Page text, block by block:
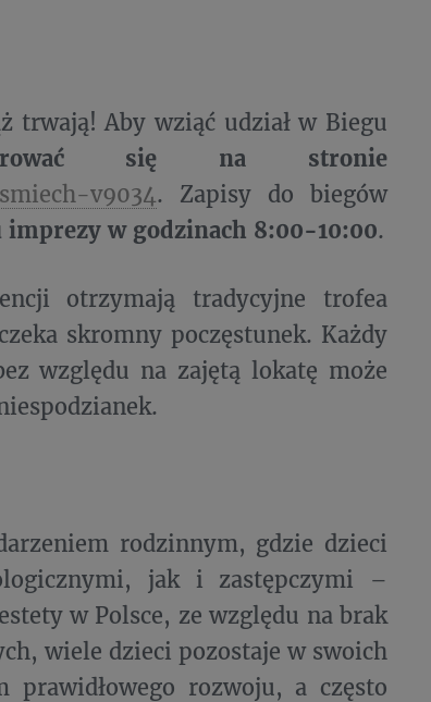
trwają! Aby wziąć udział w Biegu
się na stronie
v9034. Zapisy do biegów
imprezy w godzinach 8:00-10:00.
otrzymają tradycyjne trofea
skromny poczęstunek. Każdy
względu na zajętą lokatę może
rodzinnym, gdzie dzieci
jak i zastępczymi –
w Polsce, ze względu na brak
wiele dzieci pozostaje w swoich
rozwoju, a często